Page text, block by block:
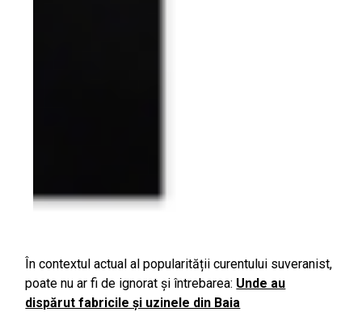
În contextul actual al popularității curentului suveranist,
poate nu ar fi de ignorat și întrebarea: Unde au
dispărut fabricile și uzinele din Baia